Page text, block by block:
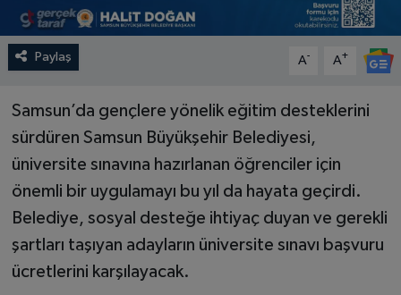
Paylaş A- A+
Samsun’da gençlere yönelik eğitim desteklerini
sürdüren Samsun Büyükşehir Belediyesi,
üniversite sınavına hazırlanan öğrenciler için
önemli bir uygulamayı bu yıl da hayata geçirdi.
Belediye, sosyal desteğe ihtiyaç duyan ve gerekli
şartları taşıyan adayların üniversite sınavı başvuru
ücretlerini karşılayacak.